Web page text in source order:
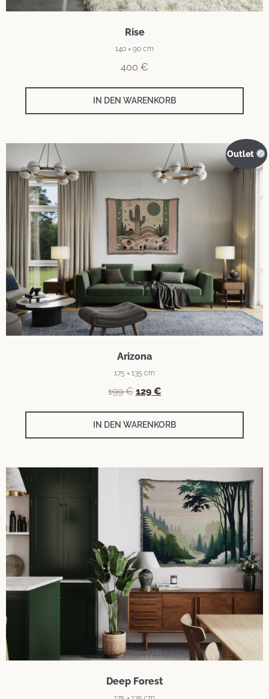
Rise
140 × 90 cm
400 €
IN DEN WARENKORB
Outlet
Arizona
175 × 135 cm
199€ 129 €
IN DEN WARENKORB
Deep Forest